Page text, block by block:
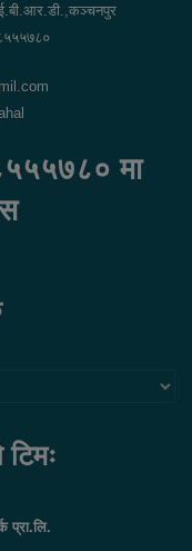
मा
प्रा.लि.